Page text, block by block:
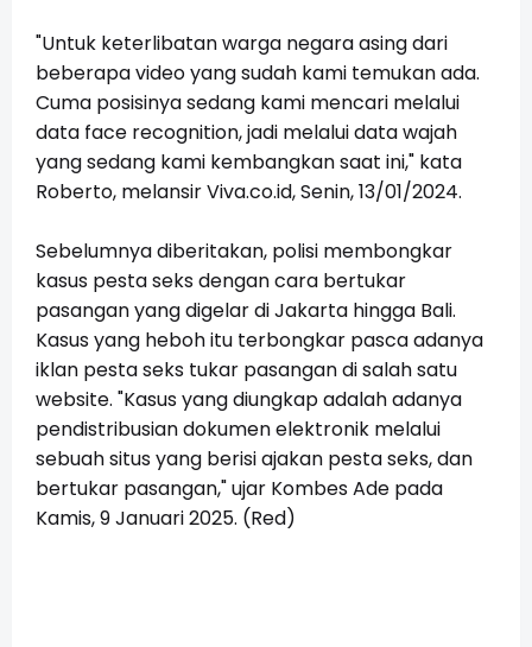
"Untuk keterlibatan warga negara asing dari
beberapa video yang sudah kami temukan ada.
Cuma posisinya sedang kami mencari melalui
data face recognition, jadi melalui data wajah
yang sedang kami kembangkan saat ini," kata
Roberto, melansir Viva.co.id, Senin, 13/01/2024.
Sebelumnya diberitakan, polisi membongkar
kasus pesta seks dengan cara bertukar
pasangan yang digelar di Jakarta hingga Bali.
Kasus yang heboh itu terbongkar pasca adanya
iklan pesta seks tukar pasangan di salah satu
website. "Kasus yang diungkap adalah adanya
pendistribusian dokumen elektronik melalui
sebuah situs yang berisi ajakan pesta seks, dan
bertukar pasangan," ujar Kombes Ade pada
Kamis, 9 Januari 2025. (Red)